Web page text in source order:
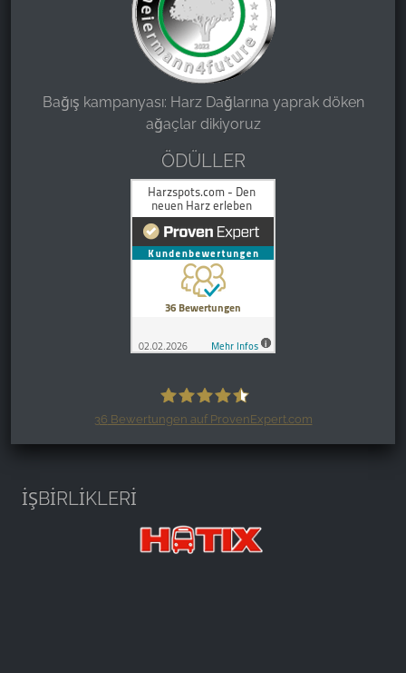
Bağış kampanyası: Harz Dağlarına yaprak döken
ağaçlar dikiyoruz
ÖDÜLLER
36 Bewertungen auf ProvenExpert.com
İŞBİRLİKLERİ